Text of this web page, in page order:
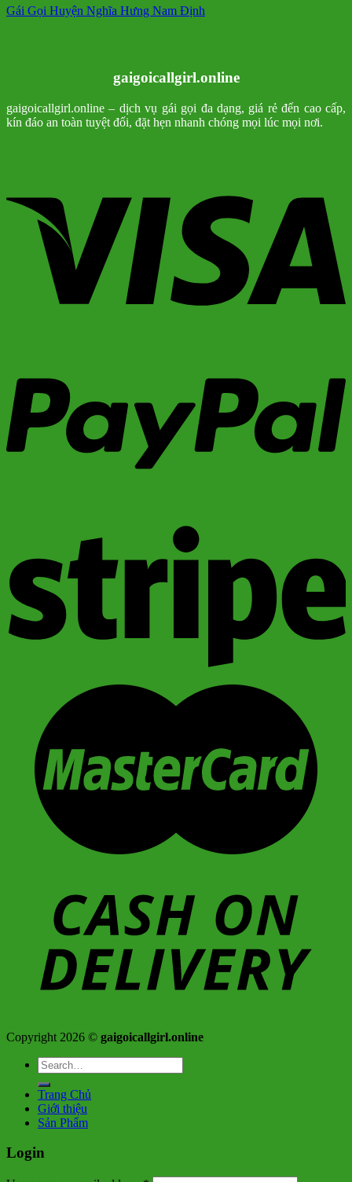
Gái Gọi Huyện Nghĩa Hưng Nam Định
gaigoicallgirl.online
gaigoicallgirl.online – dịch vụ gái gọi đa dạng, giá rẻ đến cao cấp,
kín đáo an toàn tuyệt đối, đặt hẹn nhanh chóng mọi lúc mọi nơi.
Copyright 2026 © gaigoicallgirl.online
Search
for:
Trang Chủ
Giới thiệu
Sản Phẩm
Login